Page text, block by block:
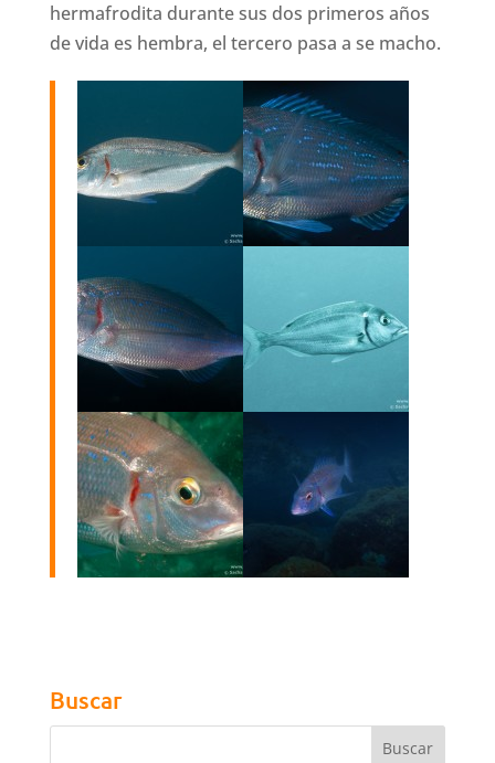
hermafrodita durante sus dos primeros años
de vida es hembra, el tercero pasa a se macho.
Buscar